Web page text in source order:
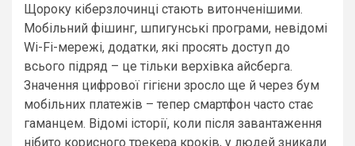
Щороку кіберзлочинці стають витонченішими.
Мобільний фішинг, шпигунські програми, невідомі
Wi-Fi-мережі, додатки, які просять доступ до
всього підряд – це тільки верхівка айсберга.
Значення цифрової гігієни зросло ще й через бум
мобільних платежів – тепер смартфон часто стає
гаманцем. Відомі історії, коли після завантаження
нібито корисного трекера кроків, у людей зникали